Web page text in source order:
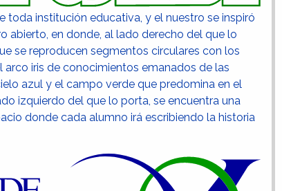
toda institución educativa, y el nuestro se inspiró
abierto, en donde, al lado derecho del que lo
se reproducen segmentos circulares con los
iris de conocimientos emanados de las
azul y el campo verde que predomina en el
izquierdo del que lo porta, se encuentra una
donde cada alumno irá escribiendo la historia